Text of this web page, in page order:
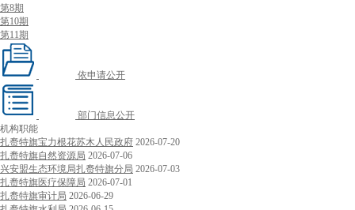
第8期
第10期
第11期
依申请公开
部门信息公开
机构职能
扎赉特旗宝力根花苏木人民政府 2026-07-20
扎赉特旗自然资源局 2026-07-06
兴安盟生态环境局扎赉特旗分局 2026-07-03
扎赉特旗医疗保障局 2026-07-01
扎赉特旗审计局 2026-06-29